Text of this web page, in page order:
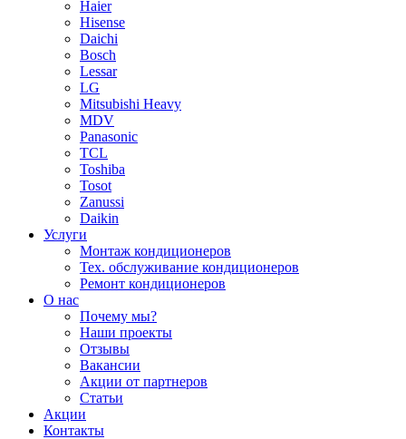
Haier
Hisense
Daichi
Bosch
Lessar
LG
Mitsubishi Heavy
MDV
Panasonic
TCL
Toshiba
Tosot
Zanussi
Daikin
Услуги
Монтаж кондиционеров
Тех. обслуживание кондиционеров
Ремонт кондиционеров
О нас
Почему мы?
Наши проекты
Отзывы
Вакансии
Акции от партнеров
Статьи
Акции
Контакты